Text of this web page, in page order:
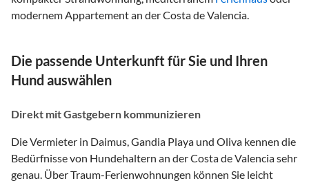
modernem Appartement an der Costa de Valencia.
Die passende Unterkunft für Sie und Ihren
Hund auswählen
Direkt mit Gastgebern kommunizieren
Die Vermieter in Daimus, Gandia Playa und Oliva kennen die
Bedürfnisse von Hundehaltern an der Costa de Valencia sehr
genau. Über Traum-Ferienwohnungen können Sie leicht